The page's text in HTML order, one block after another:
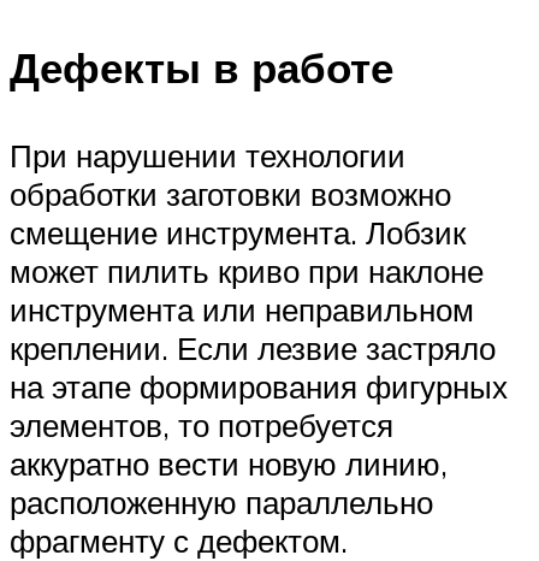
Дефекты в работе
При нарушении технологии
обработки заготовки возможно
смещение инструмента. Лобзик
может пилить криво при наклоне
инструмента или неправильном
креплении. Если лезвие застряло
на этапе формирования фигурных
элементов, то потребуется
аккуратно вести новую линию,
расположенную параллельно
фрагменту с дефектом.